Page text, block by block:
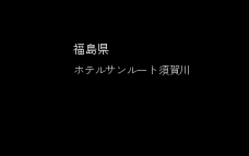
福島県
ホテルサンルート須賀川